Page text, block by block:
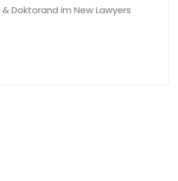
Doktorand im New Lawyers